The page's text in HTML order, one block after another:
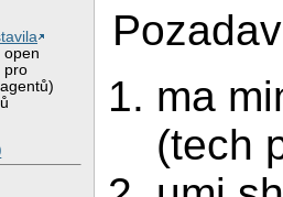
open
pro
ma
(tech